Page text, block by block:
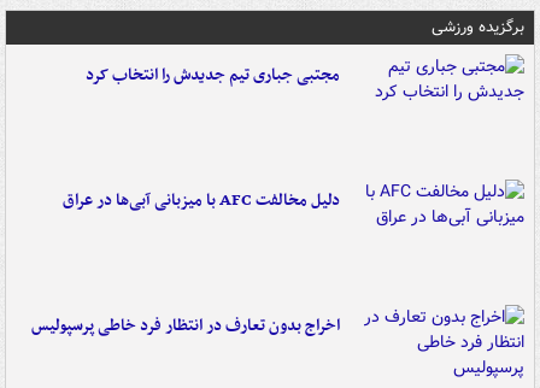
برگزیده ورزشی
مجتبی جباری تیم جدیدش را انتخاب کرد
دلیل مخالفت AFC با میزبانی آبی‌ها در عراق
اخراج بدون تعارف در انتظار فرد خاطی پرسپولیس